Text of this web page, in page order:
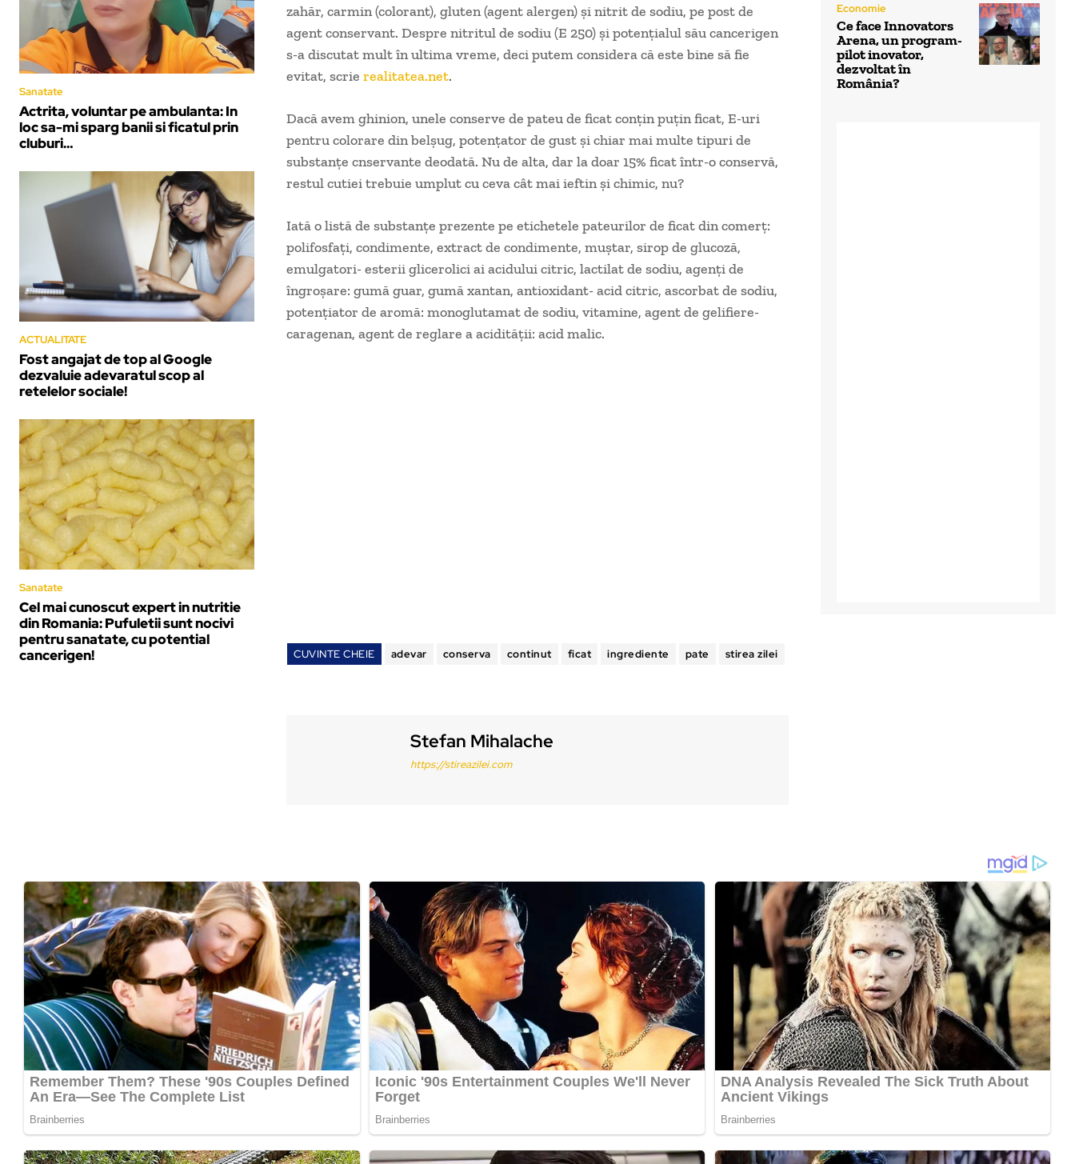
Sanatate
Actrita, voluntar pe ambulanta: In
loc sa-mi sparg banii si ficatul prin
cluburi…
ACTUALITATE
Fost angajat de top al Google
dezvaluie adevaratul scop al
retelelor sociale!
Sanatate
Cel mai cunoscut expert in nutritie
din Romania: Pufuletii sunt nocivi
pentru sanatate, cu potential
cancerigen!
zahăr, carmin (colorant), gluten (agent alergen) şi nitrit de sodiu, pe post de
agent conservant. Despre nitritul de sodiu (E 250) şi potenţialul său cancerigen
s-a discutat mult în ultima vreme, deci putem considera că este bine să fie
evitat, scrie realitatea.net.
Dacă avem ghinion, unele conserve de pateu de ficat conţin puţin ficat, E-uri
pentru colorare din belşug, potenţator de gust şi chiar mai multe tipuri de
substanţe cnservante deodată. Nu de alta, dar la doar 15% ficat într-o conservă,
restul cutiei trebuie umplut cu ceva cât mai ieftin şi chimic, nu?
Iată o listă de substanţe prezente pe etichetele pateurilor de ficat din comerţ:
polifosfaţi, condimente, extract de condimente, muştar, sirop de glucoză,
emulgatori- esterii glicerolici ai acidului citric, lactilat de sodiu, agenţi de
îngroşare: gumă guar, gumă xantan, antioxidant- acid citric, ascorbat de sodiu,
potenţiator de aromă: monoglutamat de sodiu, vitamine, agent de gelifiere-
caragenan, agent de reglare a acidităţii: acid malic.
CUVINTE CHEIE adevar conserva continut ficat ingrediente pate stirea zilei
Stefan Mihalache
https://stireazilei.com
Economie
Ce face Innovators
Arena, un program-
pilot inovator,
dezvoltat în
România?